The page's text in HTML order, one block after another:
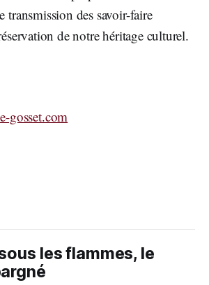
transmission des savoir-faire
de notre héritage culturel.
gosset.com
les flammes, le